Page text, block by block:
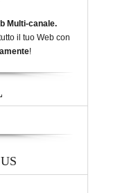
Multi-canale.
il tuo Web con
!